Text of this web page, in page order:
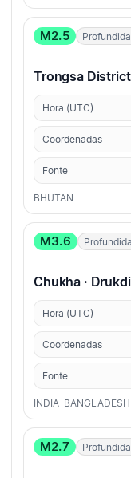
M2.5
Trongsa District
Hora (UTC)
Coordenadas
Fonte
BHUTAN
M3.6
Chukha ·
Hora (UTC)
Coordenadas
Fonte
INDIA-BANGLADESH
M2.7